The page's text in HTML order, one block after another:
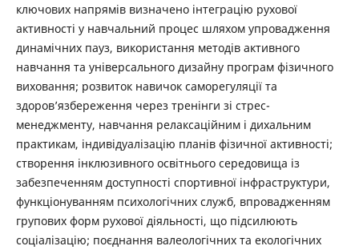
ключових напрямів визначено інтеграцію рухової
активності у навчальний процес шляхом упровадження
динамічних пауз, використання методів активного
навчання та універсального дизайну програм фізичного
виховання; розвиток навичок саморегуляції та
здоров’язбереження через тренінги зі стрес-
менеджменту, навчання релаксаційним і дихальним
практикам, індивідуалізацію планів фізичної активності;
створення інклюзивного освітнього середовища із
забезпеченням доступності спортивної інфраструктури,
функціонуванням психологічних служб, впровадженням
групових форм рухової діяльності, що підсилюють
соціалізацію; поєднання валеологічних та екологічних